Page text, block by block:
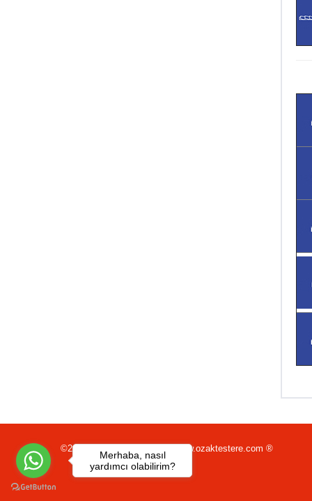
©2026 Tüm Hakları saklıdır www.ozaktestere.com ®
Merhaba, nasıl
yardımcı olabilirim?